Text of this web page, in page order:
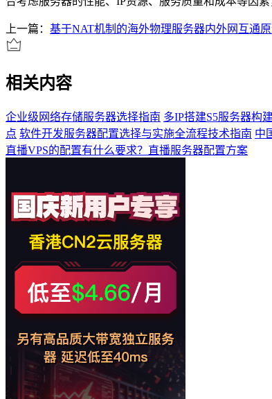
上一篇： 基于NAT机制的海外物理服务器内外网互通
相关内容
企业级网络存储服务器选择指南 多IP搭建S5服务器构
点 软件开发服务器配置选择与实施全流程技术指南 中
直播VPS的配置有什么要求？直播服务器配置方案